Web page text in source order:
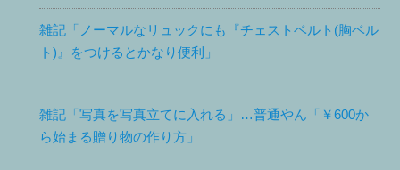
雑記「ノーマルなリュックにも『チェストベルト(胸ベル
ト)』をつけるとかなり便利」
雑記「写真を写真立てに入れる」…普通やん「￥600か
ら始まる贈り物の作り方」